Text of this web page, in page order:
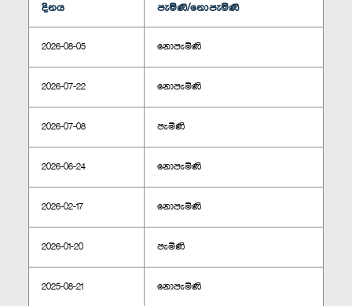
දිනය පැමිණි/නොපැමිණි
2026-08-05 නොපැමිණි
2026-07-22 නොපැමිණි
2026-07-08 පැමිණි
2026-06-24 නොපැමිණි
2026-02-17 නොපැමිණි
2026-01-20 පැමිණි
2025-08-21 නොපැමිණි